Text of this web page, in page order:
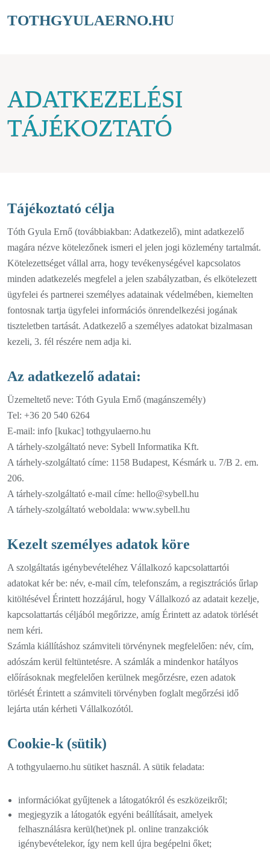
TOTHGYULAERNO.HU
ADATKEZELÉSI
TÁJÉKOZTATÓ
Tájékoztató célja
Tóth Gyula Ernő (továbbiakban: Adatkezelő), mint adatkezelő
magára nézve kötelezőnek ismeri el jelen jogi közlemény tartalmát.
Kötelezettséget vállal arra, hogy tevékenységével kapcsolatos
minden adatkezelés megfelel a jelen szabályzatban, és elkötelezett
ügyfelei és partnerei személyes adatainak védelmében, kiemelten
fontosnak tartja ügyfelei információs önrendelkezési jogának
tiszteletben tartását. Adatkezelő a személyes adatokat bizalmasan
kezeli, 3. fél részére nem adja ki.
Az adatkezelő adatai:
Üzemeltető neve: Tóth Gyula Ernő (magánszemély)
Tel: +36 20 540 6264
E-mail: info [kukac] tothgyulaerno.hu
A tárhely-szolgáltató neve: Sybell Informatika Kft.
A tárhely-szolgáltató címe: 1158 Budapest, Késmárk u. 7/B 2. em.
206.
A tárhely-szolgáltató e-mail címe: hello@sybell.hu
A tárhely-szolgáltató weboldala: www.sybell.hu
Kezelt személyes adatok köre
A szolgáltatás igénybevételéhez Vállalkozó kapcsolattartói
adatokat kér be: név, e-mail cím, telefonszám, a regisztrációs űrlap
kitöltésével Érintett hozzájárul, hogy Vállalkozó az adatait kezelje,
kapcsolattartás céljából megőrizze, amíg Érintett az adatok törlését
nem kéri.
Számla kiállításhoz számviteli törvénynek megfelelően: név, cím,
adószám kerül feltüntetésre. A számlák a mindenkor hatályos
előírásoknak megfelelően kerülnek megőrzésre, ezen adatok
törlését Érintett a számviteli törvényben foglalt megőrzési idő
lejárta után kérheti Vállalkozótól.
Cookie-k (sütik)
A tothgyulaerno.hu sütiket használ. A sütik feladata:
információkat gyűjtenek a látogatókról és eszközeikről;
megjegyzik a látogatók egyéni beállításait, amelyek
felhasználásra kerül(het)nek pl. online tranzakciók
igénybevételekor, így nem kell újra begépelni őket;